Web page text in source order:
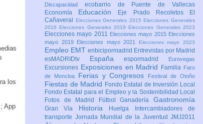
los
App
Discapacidad ecobarrio de Puente de Vallecas
Economía Educación Eje Prado Recoletos
El
Cañaveral
Elecciones Generales 2015 Elecciones Generales
2016 Elecciones Generales 2019 Elecciones Generales 2023
Elecciones mayo 2011 Elecciones mayo 2015 Elecciones
mayo 2019
Elecciones mayo 2021 Elecciones mayo 2023
Empleo EMT enbicipormadrid Entrevistas por Madrid
esMADRIDtv Españaespormadrid Eurovegas
Excursiones Exposiciones en Madrid Familia Faro
de Moncloa
Ferias y Congresos Festival de Otoño
Fiestas de Madrid Fondo Estatal de Inversión Local
Fondo Estatal para el Empleo y la Sostenibilidad Local
Fotos de Madrid
FútbolGanaderíaGastronomía
Gran Vía Historia Huelga
Intercambiadores de
transporte Jornada Mundial de la Juventud JMJ2011